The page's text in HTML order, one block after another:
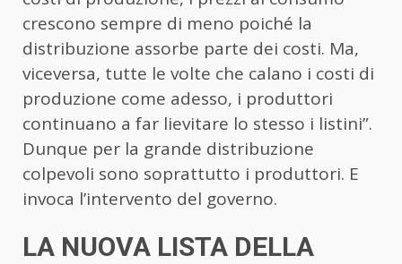
crescono sempre di meno poiché la
distribuzione assorbe parte dei costi. Ma,
viceversa, tutte le volte che calano i costi di
produzione come adesso, i produttori
continuano a far lievitare lo stesso i listini”.
Dunque per la grande distribuzione
colpevoli sono soprattutto i produttori. E
invoca l’intervento del governo.
LA NUOVA LISTA DELLA